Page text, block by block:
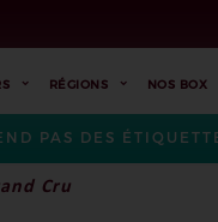
RÉGIONS NOS BOX
PAS DES
Cru